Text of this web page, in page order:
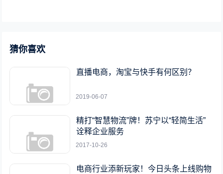
猜你喜欢
直播电商，淘宝与快手有何区别？
2019-06-07
精打“智慧物流”牌！苏宁以“轻简生活”
诠释企业服务
2017-10-26
电商行业添新玩家！今日头条上线购物